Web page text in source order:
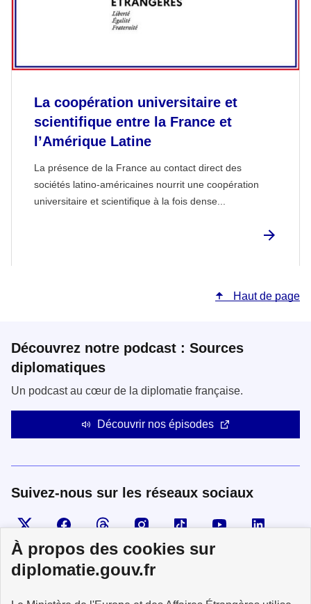
À propos des cookies sur
diplomatie.gouv.fr
La coopération universitaire et
scientifique entre la France et
l’Amérique Latine
La présence de la France au contact direct des
sociétés latino-américaines nourrit une coopération
universitaire et scientifique à la fois dense...
Haut de page
Découvrez notre podcast : Sources
diplomatiques
Un podcast au cœur de la diplomatie française.
Découvrir nos épisodes
Suivez-nous sur les réseaux sociaux
Visiter la page XSuivez-nous sur Facebook
Visiter le compte Threads
Visiter le compte Instagram
Visiter le compte TikTok
Visiter le
MINISTÈRE